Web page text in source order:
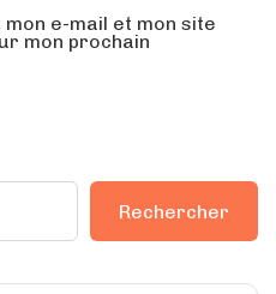
e-mail et mon site
mon prochain
Rechercher